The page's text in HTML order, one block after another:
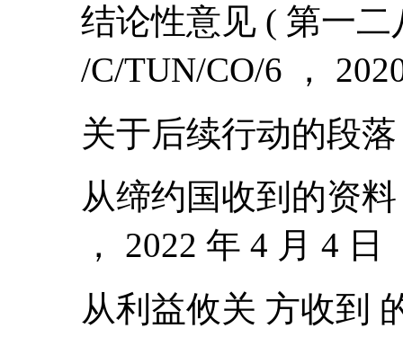
结论性意见 ( 第一二
/C/TUN/CO/6 ，
关于后续行动的段
从缔约国收到的资
， 2022 年 4 月 4 日
从利益攸关 方收到